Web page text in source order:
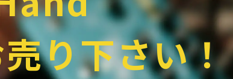
り下さい！